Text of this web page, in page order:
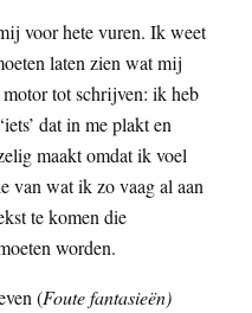
voor hete vuren. Ik weet
laten zien wat mij
tot schrijven: ik heb
dat in me plakt en
maakt omdat ik voel
van wat ik zo vaag al aan
te komen die
worden.
(Foute fantasieën)